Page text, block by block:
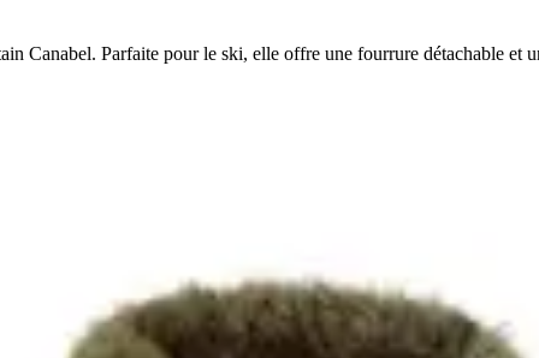
Canabel. Parfaite pour le ski, elle offre une fourrure détachable et